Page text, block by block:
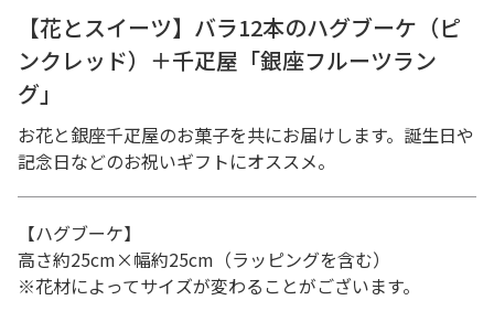
【花とスイーツ】バラ12本のハグブーケ（ピ
ンクレッド）＋千疋屋「銀座フルーツラン
グ」
お花と銀座千疋屋のお菓子を共にお届けします。誕生日や
記念日などのお祝いギフトにオススメ。
【ハグブーケ】
高さ約25cm×幅約25cm（ラッピングを含む）
※花材によってサイズが変わることがございます。